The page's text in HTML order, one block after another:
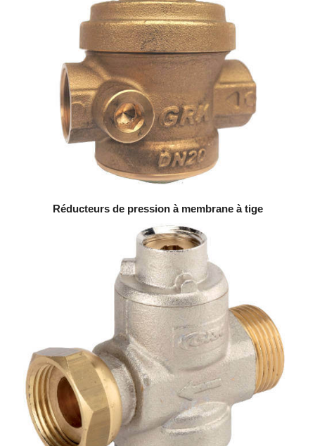
Réducteurs de pression à membrane à tige